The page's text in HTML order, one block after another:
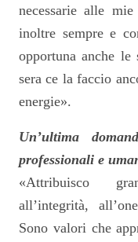
necessarie alle
inoltre sempre e
opportuna anche
sera ce la faccio
energie».
Un’ultima
professionali e
«Attribuisco
all’integrità,
Sono valori che